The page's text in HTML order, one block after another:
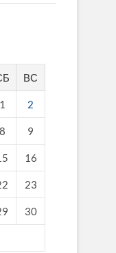
ВС
1 2
8 9
16
23
30